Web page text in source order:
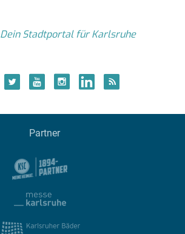
Dein Stadtportal für Karlsruhe
Partner